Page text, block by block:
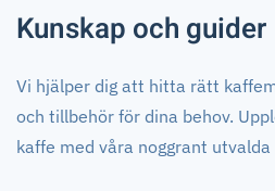
Kunskap och guider
Vi hjälper dig att hitta rätt
och tillbehör för dina behov.
kaffe med våra noggrant